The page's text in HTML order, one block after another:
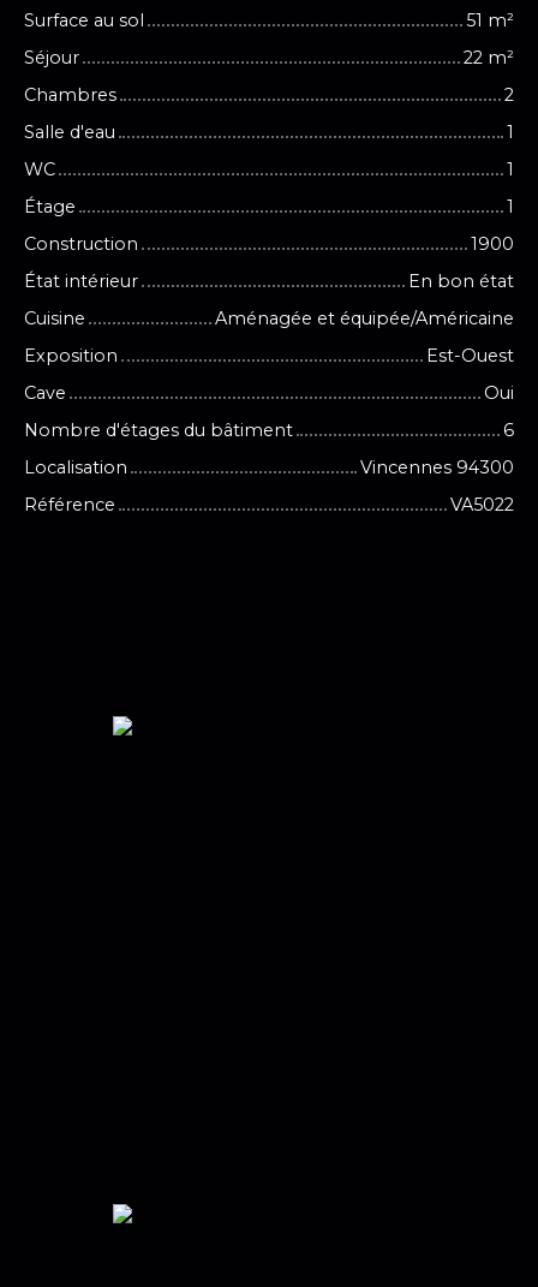
Surface au sol
51 m²
Séjour
22 m²
Chambres
2
Salle d'eau
1
WC
1
Étage
1
Construction
1900
État intérieur
En bon état
Cuisine
Aménagée et équipée/Américaine
Exposition
Est-Ouest
Cave
Oui
Nombre d'étages du bâtiment
6
Localisation
Vincennes 94300
Référence
VA5022